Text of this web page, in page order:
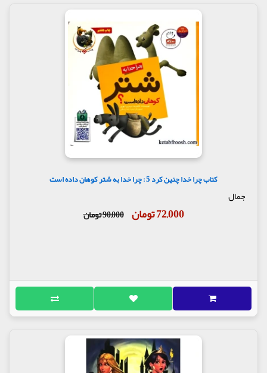
کتاب چرا خدا چنین کرد 5 : چرا خدا به شتر کوهان داده است
جمال
72,000 تومان 90,000 تومان